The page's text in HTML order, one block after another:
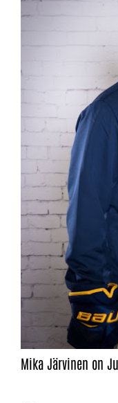
Mika Järvinen on